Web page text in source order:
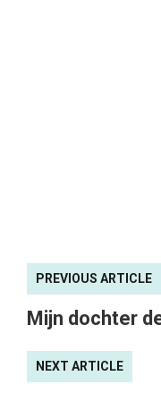
PREVIOUS ARTICLE
Mijn dochter
NEXT ARTICLE